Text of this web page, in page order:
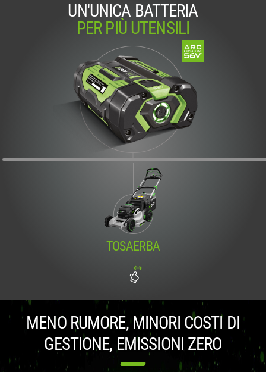
UN'UNICA BATTERIA
PER PIÙ UTENSILI
TOSAERBA
MENO RUMORE, MINORI COSTI DI
GESTIONE, EMISSIONI ZERO